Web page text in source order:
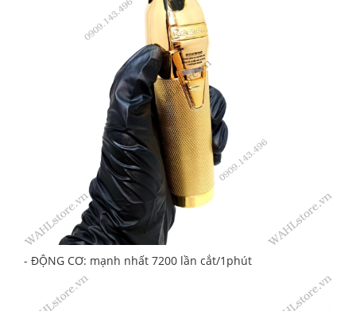
- ĐỘNG CƠ: mạnh nhất 7200 lần cắt/1phút